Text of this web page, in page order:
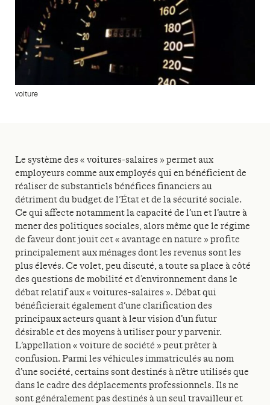
voiture
Le système des « voitures-salaires » permet aux
employeurs comme aux employés qui en bénéficient de
réaliser de substantiels bénéfices financiers au
détriment du budget de l’État et de la sécurité sociale.
Ce qui affecte notamment la capacité de l’un et l’autre à
mener des politiques sociales, alors même que le régime
de faveur dont jouit cet « avantage en nature » profite
principalement aux ménages dont les revenus sont les
plus élevés. Ce volet, peu discuté, a toute sa place à côté
des questions de mobilité et d’environnement dans le
débat relatif aux « voitures-salaires ». Débat qui
bénéficierait également d’une clarification des
principaux acteurs quant à leur vision d’un futur
désirable et des moyens à utiliser pour y parvenir.
L’appellation « voiture de société » peut prêter à
confusion. Parmi les véhicules immatriculés au nom
d’une société, certains sont destinés à n’être utilisés que
dans le cadre des déplacements professionnels. Ils ne
sont généralement pas destinés à un seul travailleur et